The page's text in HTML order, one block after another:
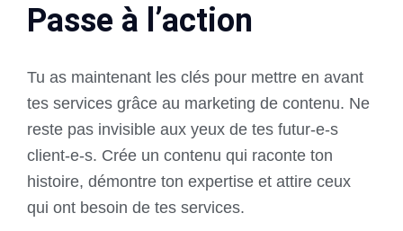
Passe à l’action
Tu as maintenant les clés pour mettre en avant
tes services grâce au marketing de contenu. Ne
reste pas invisible aux yeux de tes futur-e-s
client-e-s. Crée un contenu qui raconte ton
histoire, démontre ton expertise et attire ceux
qui ont besoin de tes services.